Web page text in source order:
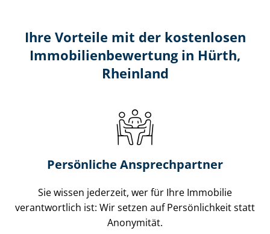
Ihre Vorteile mit der kostenlosen
Im­mo­bi­li­en­be­wer­tung in Hürth,
Rheinland
Persönliche Ansprechpartner
Sie wissen jederzeit, wer für Ihre Immobilie
verantwortlich ist: Wir setzen auf Persönlichkeit statt
Anonymität.